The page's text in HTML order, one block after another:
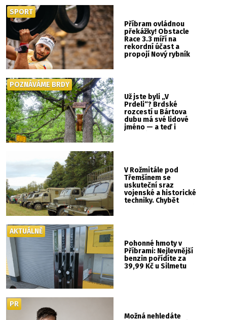
Příbram ovládnou
překážky! Obstacle
Race 3.3 míří na
rekordní účast a
propojí Nový rybník
SPORT
Už jste byli „V
Prdeli“? Brdské
rozcestí u Bártova
dubu má své lidové
jméno — a teď i
POZNÁVÁME BRDY
V Rožmitále pod
Třemšínem se
uskuteční sraz
vojenské a historické
techniky. Chybět
Pohonné hmoty v
Příbrami: Nejlevnější
benzin pořídíte za
39,99 Kč u Silmetu
AKTUÁLNĚ
Možná nehledáte
PR